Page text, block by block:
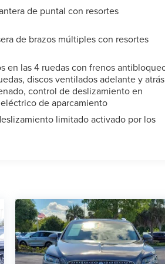
de puntal con resortes
de brazos múltiples con resortes
en las 4 ruedas con frenos
discos ventilados adelante y
control de deslizamiento en
de aparcamiento
limitado activado por los